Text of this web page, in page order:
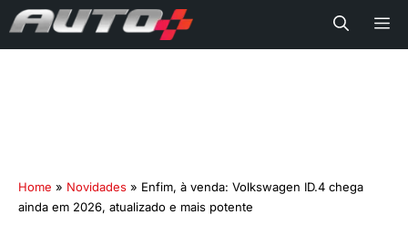
Home » Novidades » Enfim, à venda: Volkswagen ID.4 chega
ainda em 2026, atualizado e mais potente